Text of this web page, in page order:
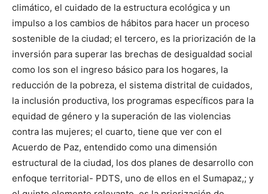
climático, el cuidado de la estructura ecológica y un
impulso a los cambios de hábitos para hacer un proceso
sostenible de la ciudad; el tercero, es la priorización de la
inversión para superar las brechas de desigualdad social
como los son el ingreso básico para los hogares, la
reducción de la pobreza, el sistema distrital de cuidados,
la inclusión productiva, los programas específicos para la
equidad de género y la superación de las violencias
contra las mujeres; el cuarto, tiene que ver con el
Acuerdo de Paz, entendido como una dimensión
estructural de la ciudad, los dos planes de desarrollo con
enfoque territorial- PDTS, uno de ellos en el Sumapaz,; y